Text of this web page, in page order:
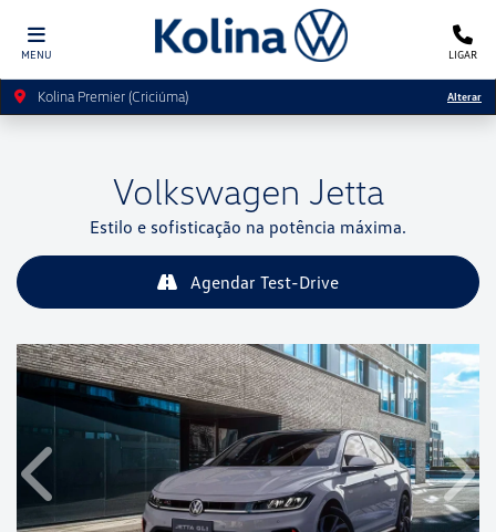
MENU LIGAR
Kolina Premier (Criciúma) Alterar
Volkswagen Jetta
Estilo e sofisticação na potência máxima.
Agendar Test-Drive
Anterior